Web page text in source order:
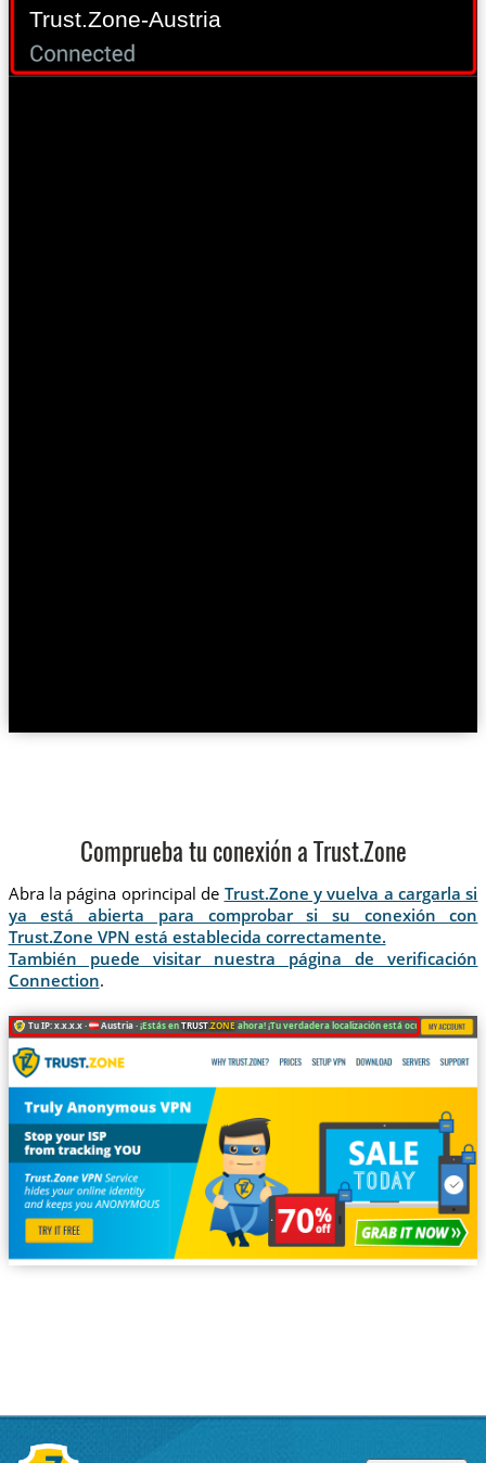
Trust.Zone-Austria
Comprueba tu conexión a Trust.Zone
Abra la página oprincipal de Trust.Zone y vuelva a cargarla si
ya está abierta para comprobar si su conexión con
Trust.Zone VPN está establecida correctamente.
También puede visitar nuestra página de verificación
Connection.
Tu IP: x.x.x.x · Austria ·¡Estás enTRUST.ZONE ahora! ¡Tu verdadera localización está oculta!